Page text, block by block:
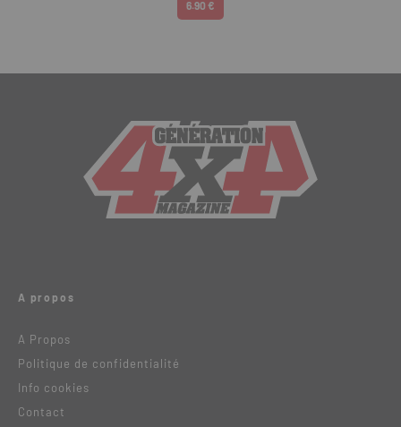
6.90 €
A propos
A Propos
Politique de confidentialité
Info cookies
Contact